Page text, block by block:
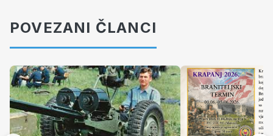
POVEZANI ČLANCI